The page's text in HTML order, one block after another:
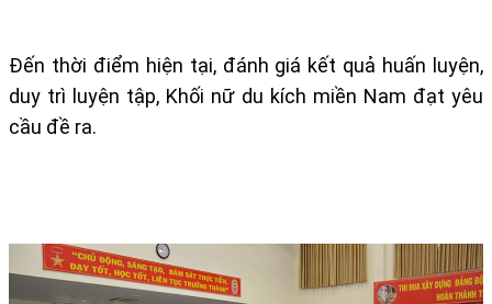
Đến thời điểm hiện tại, đánh giá kết quả huấn luyện,
duy trì luyện tập, Khối nữ du kích miền Nam đạt yêu
cầu đề ra.